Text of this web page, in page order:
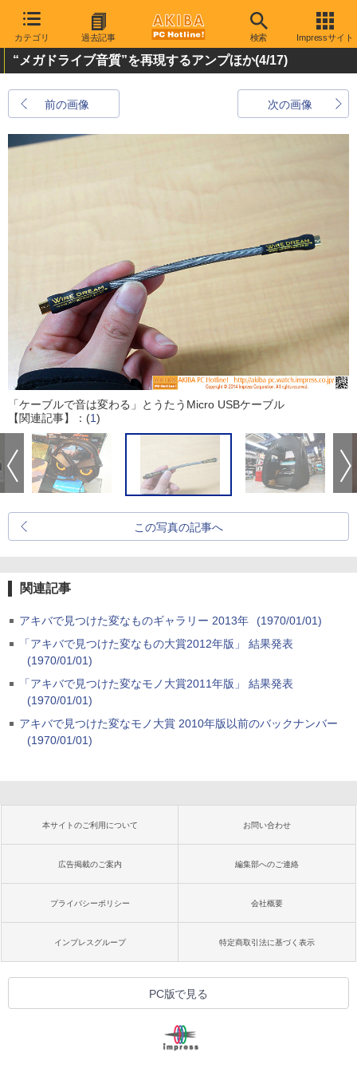
カテゴリ 過去記事 検索 Impressサイト
“メガドライブ音質”を再現するアンプほか(4/17)
前の画像 次の画像
「ケーブルで音は変わる」とうたうMicro USBケーブル
【関連記事】：(1)
この写真の記事へ
関連記事
アキバで見つけた変なものギャラリー 2013年
(1970/01/01)
「アキバで見つけた変なもの大賞2012年版」 結果発表
(1970/01/01)
「アキバで見つけた変なモノ大賞2011年版」 結果発表
(1970/01/01)
アキバで見つけた変なモノ大賞 2010年版以前のバックナンバー
(1970/01/01)
本サイトのご利用について お問い合わせ
広告掲載のご案内 編集部へのご連絡
プライバシーポリシー 会社概要
インプレスグループ 特定商取引法に基づく表示
PC版で見る